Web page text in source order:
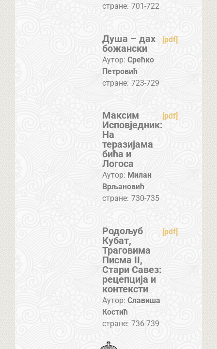
стране: 701-722
Душа – дах
божански
[pdf]
Аутор: Срећко
Петровић
стране: 723-729
Максим
Исповједник:
На
теразијама
бића и
Логоса
[pdf]
Аутор: Милан
Врљановић
стране: 730-735
Родољуб
Кубат,
Траговима
Писма II,
Стари Савез:
рецепција и
контексти
[pdf]
Аутор: Славиша
Костић
стране: 736-739